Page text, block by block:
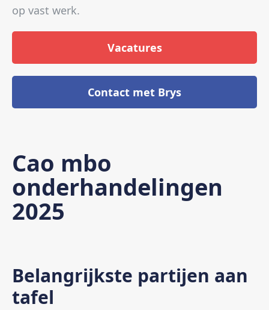
op vast werk.
Vacatures
Contact met Brys
Cao mbo
onderhandelingen
2025
Belangrijkste partijen aan
tafel